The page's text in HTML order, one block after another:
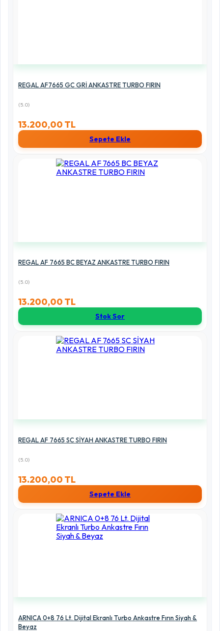
REGAL AF7665 GC GRİ ANKASTRE TURBO FIRIN
(5.0)
13.200,00 TL
Sepete Ekle
REGAL AF 7665 BC BEYAZ ANKASTRE TURBO FIRIN
(5.0)
13.200,00 TL
Stok Sor
REGAL AF 7665 SC SİYAH ANKASTRE TURBO FIRIN
(5.0)
13.200,00 TL
Sepete Ekle
ARNICA 0+8 76 Lt. Dijital Ekranlı Turbo Ankastre Fırın Siyah &
Beyaz